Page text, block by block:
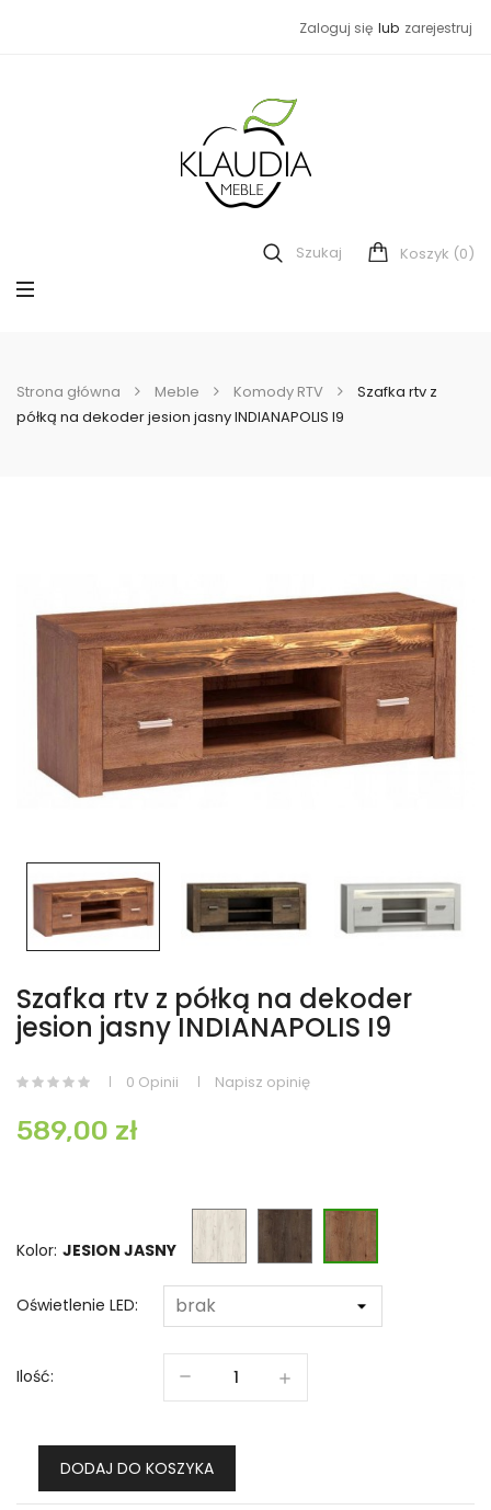
Zaloguj się lub zarejestruj
Szukaj Koszyk (0)
Strona główna Meble Komody RTV
Szafka rtv z
półką na dekoder jesion jasny INDIANAPOLIS I9
Szafka rtv z półką na dekoder
jesion jasny INDIANAPOLIS I9
0 Opinii Napisz opinię
589,00 zł
Kolor:
JESION
CIEMNY
Oświetlenie LED:
Ilość:
DODAJ DO KOSZYKA